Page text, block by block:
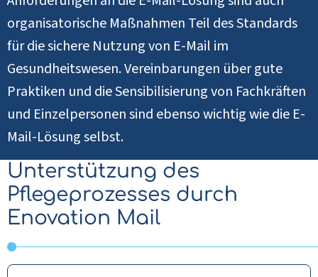
organisatorische Maßnahmen Teil des Standards
für die sichere Nutzung von E-Mail im
Gesundheitswesen. Vereinbarungen über gute
Praktiken und die Sensibilisierung von Fachkräften
und Einzelpersonen sind ebenso wichtig wie die E-
Mail-Lösung selbst.
Unterstützung des
Pflegeprozesses durch
Enovation Mail